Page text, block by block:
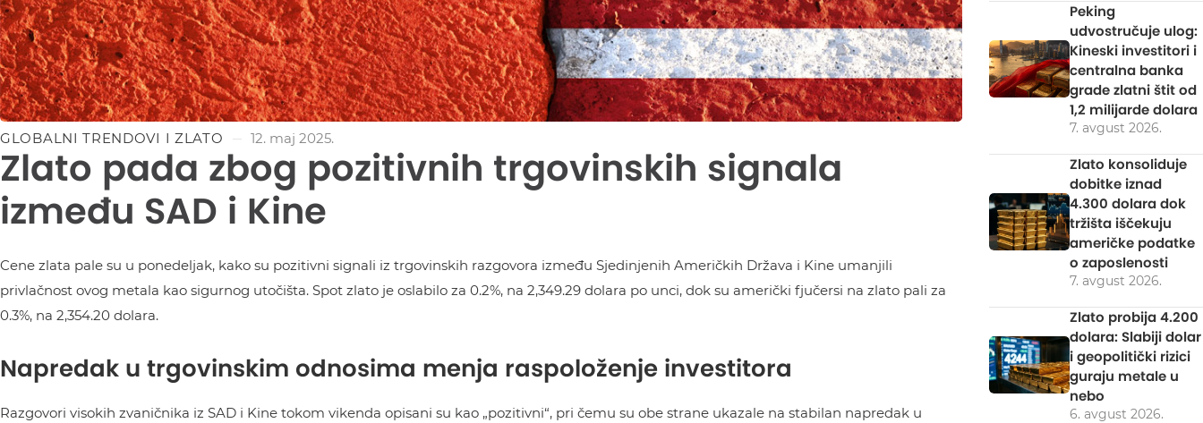
GLOBALNI TRENDOVI I ZLATO 12. maj 2025.
Zlato pada zbog pozitivnih trgovinskih signala
između SAD i Kine
Cene zlata pale su u ponedeljak, kako su pozitivni signali iz trgovinskih razgovora između Sjedinjenih Američkih Država i Kine umanjili
privlačnost ovog metala kao sigurnog utočišta. Spot zlato je oslabilo za 0.2%, na 2,349.29 dolara po unci, dok su američki fjučersi na zlato pali za
0.3%, na 2,354.20 dolara.
Napredak u trgovinskim odnosima menja raspoloženje investitora
Razgovori visokih zvaničnika iz SAD i Kine tokom vikenda opisani su kao „pozitivni“, pri čemu su obe strane ukazale na stabilan napredak u
Peking
udvostručuje ulog:
Kineski investitori i
centralna banka
grade zlatni štit od
1,2 milijarde dolara
7. avgust 2026.
Zlato konsoliduje
dobitke iznad
4.300 dolara dok
tržišta iščekuju
američke podatke
o zaposlenosti
7. avgust 2026.
Zlato probija 4.200
dolara: Slabiji dolar
i geopolitički rizici
guraju metale u
nebo
6. avgust 2026.